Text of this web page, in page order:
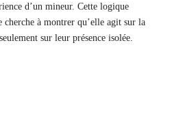
d’un mineur. Cette logique
cherche à montrer qu’elle agit sur la
sur leur présence isolée.